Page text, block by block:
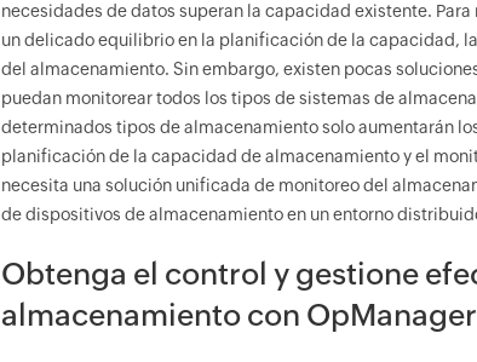
necesidades de datos superan la capacidad existente.
un delicado equilibrio en la planificación de la capacidad,
del almacenamiento. Sin embargo, existen pocas
puedan monitorear todos los tipos de sistemas de
determinados tipos de almacenamiento solo aumentarán
planificación de la capacidad de almacenamiento y el
necesita una solución unificada de monitoreo del
de dispositivos de almacenamiento en un entorno
Obtenga el control y gestione
almacenamiento con